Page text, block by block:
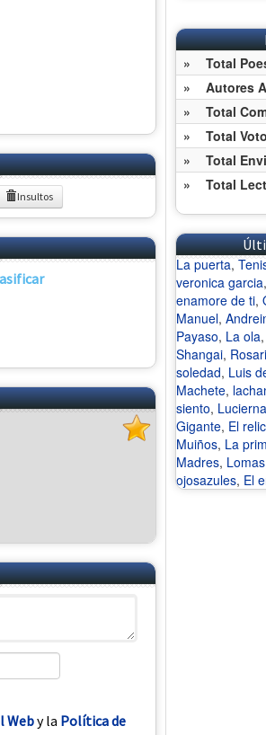
Insultos
Weby la Política de
»
Total
»
Autores
»
Total
»
Total
»
Total
»
Total
La puerta,
veronica garcia,
enamore de ti,
Manuel,
Payaso, La ola,
Shangai,
soledad, Luis
Machete,
siento,
Gigante, El
Muiños, La
Madres, Lomas
ojosazules, El